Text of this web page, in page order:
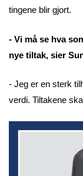
tingene blir gjort.
- Vi må se hva
nye tiltak, sier
- Jeg er en sterk
verdi. Tiltakene